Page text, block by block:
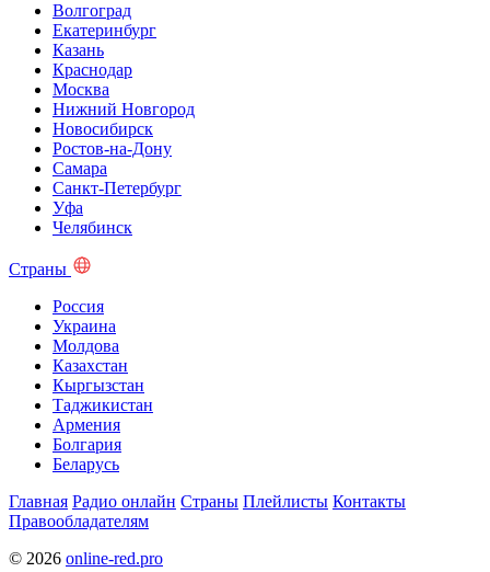
Волгоград
Екатеринбург
Казань
Краснодар
Москва
Нижний Новгород
Новосибирск
Ростов-на-Дону
Самара
Санкт-Петербург
Уфа
Челябинск
Страны
Россия
Украина
Молдова
Казахстан
Кыргызстан
Таджикистан
Армения
Болгария
Беларусь
Главная Радио онлайн Страны Плейлисты Контакты
Правообладателям
© 2026 online-red.pro